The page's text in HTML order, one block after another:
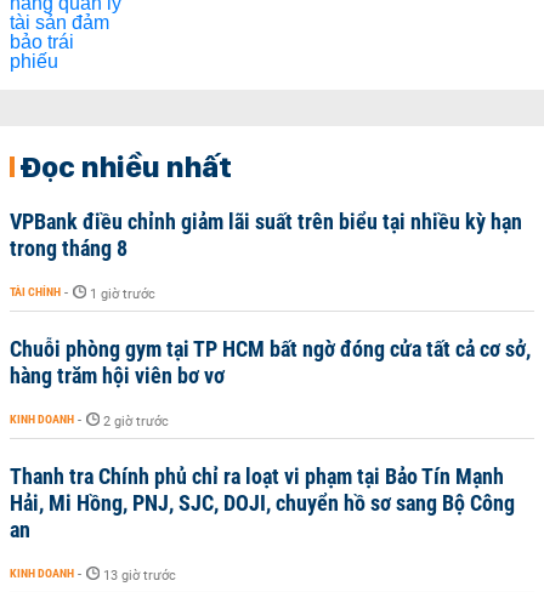
Đọc nhiều nhất
VPBank điều chỉnh giảm lãi suất trên biểu tại nhiều kỳ hạn
trong tháng 8
TÀI CHÍNH - 1 giờ trước
Chuỗi phòng gym tại TP HCM bất ngờ đóng cửa tất cả cơ sở,
hàng trăm hội viên bơ vơ
KINH DOANH - 2 giờ trước
Thanh tra Chính phủ chỉ ra loạt vi phạm tại Bảo Tín Mạnh
Hải, Mi Hồng, PNJ, SJC, DOJI, chuyển hồ sơ sang Bộ Công
an
KINH DOANH - 13 giờ trước